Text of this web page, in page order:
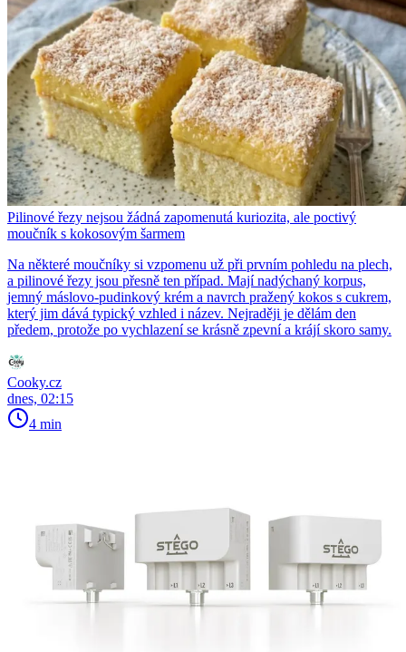
Pilinové řezy nejsou žádná zapomenutá kuriozita, ale poctivý
moučník s kokosovým šarmem
Na některé moučníky si vzpomenu už při prvním pohledu na plech,
a pilinové řezy jsou přesně ten případ. Mají nadýchaný korpus,
jemný máslovo-pudinkový krém a navrch pražený kokos s cukrem,
který jim dává typický vzhled i název. Nejraději je dělám den
předem, protože po vychlazení se krásně zpevní a krájí skoro samy.
Cooky.cz
dnes, 02:15
4 min